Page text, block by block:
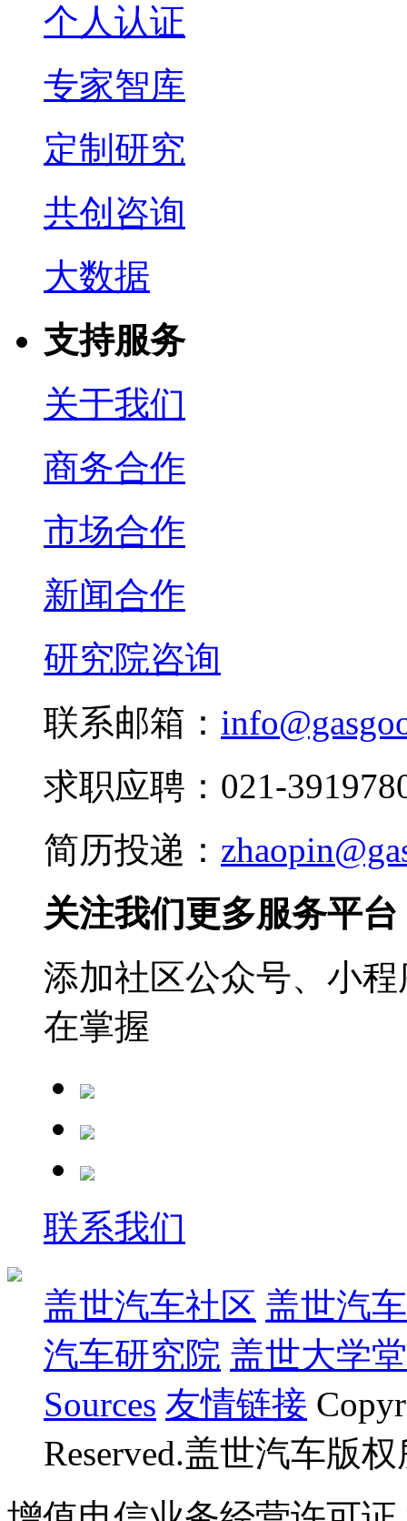
个人认证
专家智库
定制研究
共创咨询
大数据
支持服务
关于我们
商务合作
市场合作
新闻合作
研究院咨询
联系邮箱：
求职应聘：021-
简历投递：
关注我们更多服务平台
添加社区公众号、小
在掌握
联系我们
盖世汽车社区 盖世汽
汽车研究院 盖世大学堂
Sources 友情链接
Reserved.盖世汽车版